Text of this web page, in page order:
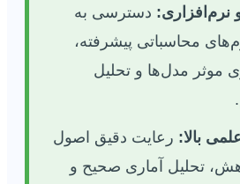
نرم‌افزاری: دسترسی به
محاسباتی پیشرفته،
موثر مدل‌ها و تحلیل
بالا: رعایت دقیق اصول
تحلیل آماری صحیح و